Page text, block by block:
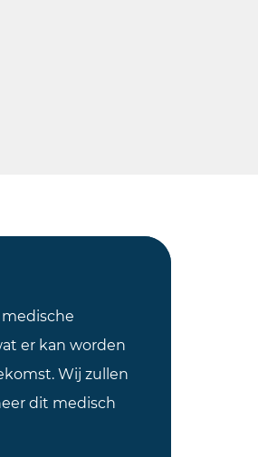
er kan worden
Wij zullen
dit medisch